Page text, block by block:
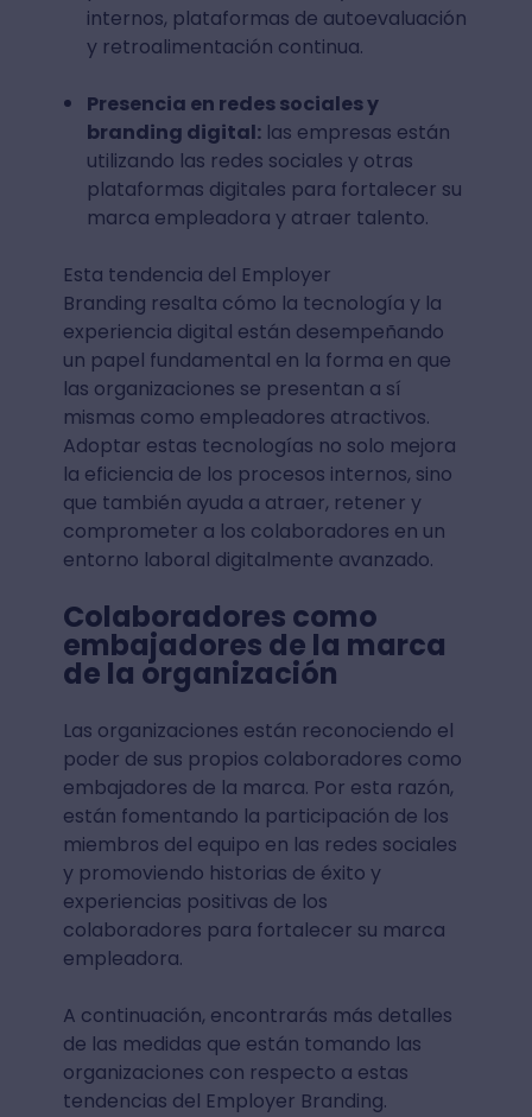
internos, plataformas de autoevaluación
y retroalimentación continua.
Presencia en redes sociales y
branding digital:las empresas están
utilizando las redes sociales y otras
plataformas digitales para fortalecer su
marca empleadora y atraer talento.
Esta tendencia del Employer
Branding resalta cómo la tecnología y la
experiencia digital están desempeñando
un papel fundamental en la forma en que
las organizaciones se presentan a sí
mismas como empleadores atractivos.
Adoptar estas tecnologías no solo mejora
la eficiencia de los procesos internos, sino
que también ayuda a atraer, retener y
comprometer a los colaboradores en un
entorno laboral digitalmente avanzado.
Colaboradores como
embajadores de la marca
de la organización
Las organizaciones están reconociendo el
poder de sus propios colaboradores como
embajadores de la marca. Por esta razón,
están fomentando la participación de los
miembros del equipo en las redes sociales
y promoviendo historias de éxito y
experiencias positivas de los
colaboradores para fortalecer su marca
empleadora.
A continuación, encontrarás más detalles
de las medidas que están tomando las
organizaciones con respecto a estas
tendencias del Employer Branding.